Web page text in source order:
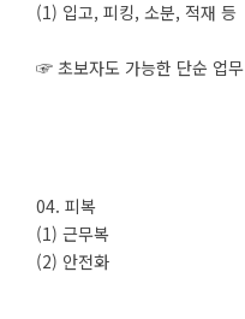
(1) 입고, 피킹, 소분, 적재 등
☞ 초보자도 가능한 단순 업무
04. 피복
(1) 근무복
(2) 안전화